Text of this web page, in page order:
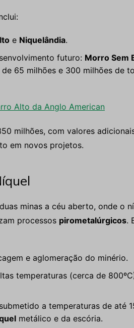
e Niquelândia.
futuro: Morro Sem
65 milhões e 300 milhões de
Alto da Anglo American
milhões, com valores
em novos projetos.
minas a céu aberto, onde o
processos pirometalúrgicos.
e aglomeração do minério.
temperaturas (cerca de
a temperaturas de até
metálico e da escória.